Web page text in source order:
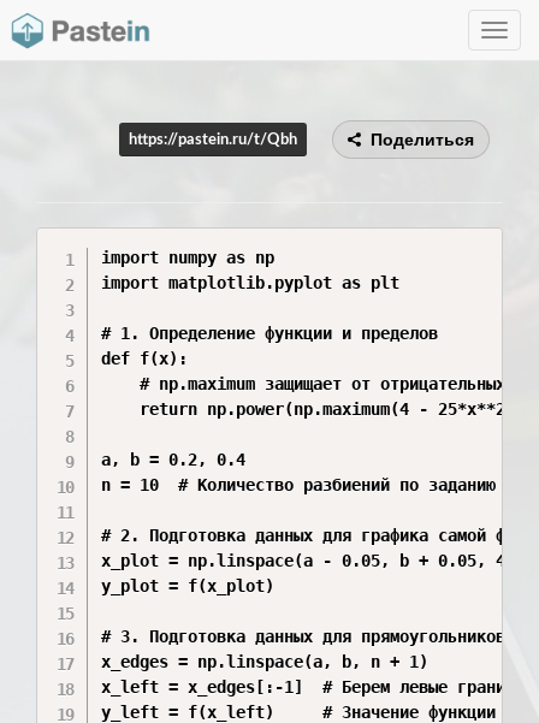
Toggle
https://pastein.ru/t/Qbh Поделиться
import numpy as np
import matplotlib.pyplot as plt
# 1. Определение функции и пределов
def f(x):
# np.maximum защищает от отрицательных
return np.power(np.maximum(4 - 25*x**2,
a, b = 0.2, 0.4
n = 10  # Количество разбиений по заданию
# 2. Подготовка данных для графика самой
x_plot = np.linspace(a - 0.05, b + 0.05, 400)
y_plot = f(x_plot)
# 3. Подготовка данных для прямоугольников
x_edges = np.linspace(a, b, n + 1)
x_left = x_edges[:-1]  # Берем левые границы
y_left = f(x_left)     # Значение функции на